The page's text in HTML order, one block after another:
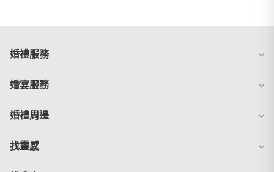
婚禮服務
婚宴服務
婚禮周邊
找靈感